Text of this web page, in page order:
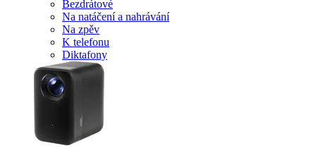
Bezdrátové
Na natáčení a nahrávání
Na zpěv
K telefonu
Diktafony